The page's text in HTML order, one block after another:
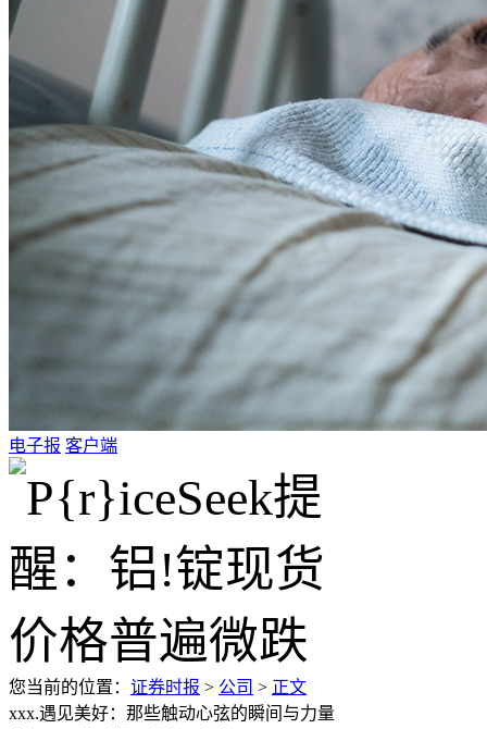
电子报 客户端
您当前的位置： 证券时报 > 公司 > 正文
xxx.遇见美好：那些触动心弦的瞬间与力量